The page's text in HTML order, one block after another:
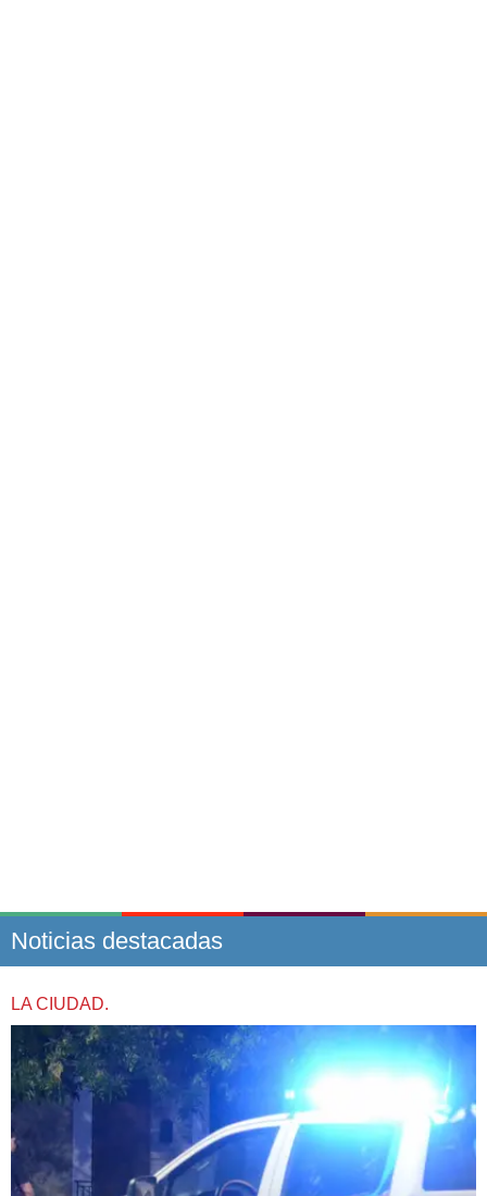
Noticias destacadas
LA CIUDAD.